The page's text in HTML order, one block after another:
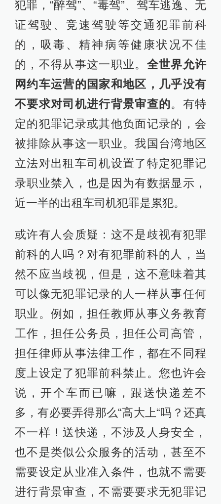
犯罪，“醉驾”、“毒驾”、驾车逃逸、无
证驾驶、竞速驾驶等交通犯罪前科
的，吸毒、精神病等健康状况不佳
的，不得从事这一职业。 全世界允许
网约车运营的国家和地区，几乎没有
不要求对司机进行背景审查的。有特
定的犯罪记录或其他负面记录的，会
被排除从事这一职业。我国台湾地区
立法对出租车司机设置了特定犯罪记
录职业禁入，也是因为有数据显示，
近一半的出租车司机犯罪是累犯。
或许有人会质疑：这不是歧视有犯罪
前科的人吗？对有犯罪前科的人，当
然不应当歧视，但是，这不意味着其
可以像无犯罪记录的人一样从事任何
职业。例如，担任教师从事义务教育
工作，担任公务员，担任公司高管，
担任律师从事法律工作，都在不同程
度上设定了犯罪前科禁止。您也许会
说，开个车而已嘛，跟送快递差不
多，有必要弄得那么“高大上“吗？还真
不一样！送快递，不涉及人身安全，
也不是类似公众服务的活动，甚至不
需要设定从业准入条件，也就不需要
进行背景审查，不需要要求无犯罪记